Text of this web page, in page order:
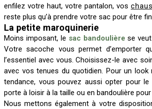
enfilez votre haut, votre pantalon, vos
reste plus qu’à prendre votre sac pour être
La petite maroquinerie
Moins imposant, le sac bandoulière se
Votre sacoche vous permet d’emporter
l’essentiel avec vous. Choisissez-le avec
avec vos tenues du quotidien. Pour un look
tendance, vous pouvez aussi opter pour le
porte à loisir à la taille ou en bandoulière
Nous mettons également à votre